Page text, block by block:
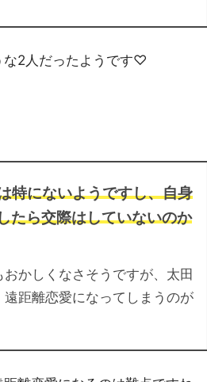
な2人だったようです♡
特にないようですし、自身
たら交際はしていないのか
かしくなさそうですが、太田
距離恋愛になってしまうのが